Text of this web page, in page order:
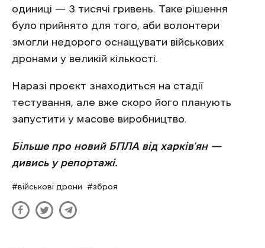
одиниці — 3 тисячі гривень. Таке рішення
було прийнято для того, аби волонтери
змогли недорого оснащувати військових
дронами у великій кількості.
Наразі проєкт знаходиться на стадії
тестування, але вже скоро його планують
запустити у масове виробництво.
Більше про новий БПЛА від харків’ян —
дивись у репортажі.
військові дрони зброя